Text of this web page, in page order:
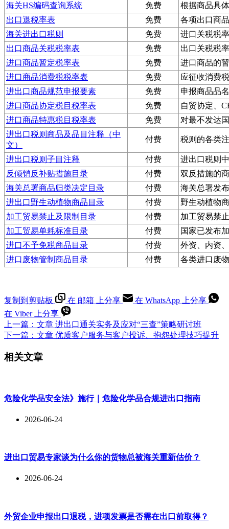
海关HS编码查询系统
免费
根据商品具
出口退税率表
免费
各项出口商
海关进出口税则
免费
进口关税税
出口商品关税税率表
免费
出口关税税
进口商品暂定税率表
免费
进口商品的
进口商品消费税税率表
免费
应征收消费
进出口商品规范申报要素
免费
申报商品品
进口商品协定税目税率表
免费
自贸协定、
进口商品特惠税目税率表
免费
对最不发达
进出口税则商品及品目注释（中
文）
付费 税则的各类
进出口税则子目注释 付费
进出口税则
反倾销反补贴措施目录
付费
双反措施的
海关总署商品归类决定目录
付费
海关总署发
进出口野生动植物商品目录
付费
野生动植物
加工贸易禁止及限制目录
付费
加工贸易禁
加工贸易单耗标准目录
付费
国家已发布
进口不予免税商品目录
付费
外资、内资
进口废物管制商品目录
付费 各类进口废
复制到剪贴板 在 邮箱 上分享
在 WhatsApp 上分享
在 Viber 上分享
上一篇： 文章 进出口通关实务及应对“三查”策略研讨班
下一篇： 文章 优质客户服务与客户投诉、抱怨处理技巧提升
相关文章
危险化学品安全法》施行｜危险化学品合规进出口指南
2026-06-24
进出口贸易专家谈为什么你的货物总被海关重新估价？
2026-06-24
外贸企业申报出口退税，进项发票是否需在出口前取得？